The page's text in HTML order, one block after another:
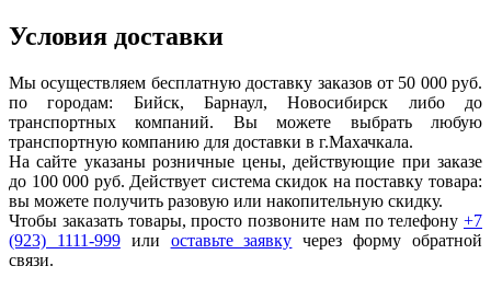
Условия доставки
Мы осуществляем бесплатную доставку заказов от 50 000 руб.
по городам: Бийск, Барнаул, Новосибирск либо до
транспортных компаний. Вы можете выбрать любую
транспортную компанию для доставки в г.Махачкала.
На сайте указаны розничные цены, действующие при заказе
до 100 000 руб. Действует система скидок на поставку товара:
вы можете получить разовую или накопительную скидку.
Чтобы заказать товары, просто позвоните нам по телефону +7
(923) 1111-999или оставьте заявку
через форму обратной
связи.